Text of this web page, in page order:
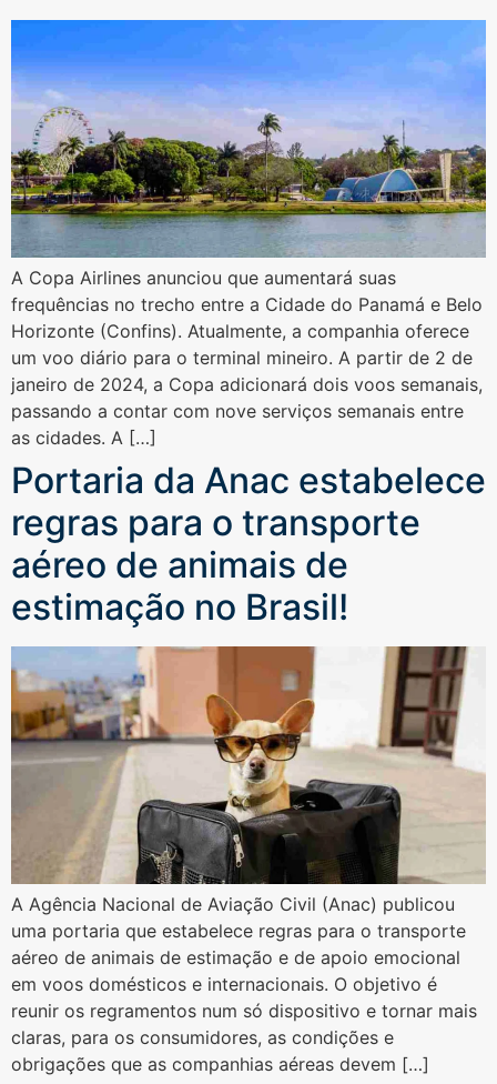
A Copa Airlines anunciou que aumentará suas
frequências no trecho entre a Cidade do Panamá e Belo
Horizonte (Confins). Atualmente, a companhia oferece
um voo diário para o terminal mineiro. A partir de 2 de
janeiro de 2024, a Copa adicionará dois voos semanais,
passando a contar com nove serviços semanais entre
as cidades. A […]
Portaria da Anac estabelece
regras para o transporte
aéreo de animais de
estimação no Brasil!
A Agência Nacional de Aviação Civil (Anac) publicou
uma portaria que estabelece regras para o transporte
aéreo de animais de estimação e de apoio emocional
em voos domésticos e internacionais. O objetivo é
reunir os regramentos num só dispositivo e tornar mais
claras, para os consumidores, as condições e
obrigações que as companhias aéreas devem […]